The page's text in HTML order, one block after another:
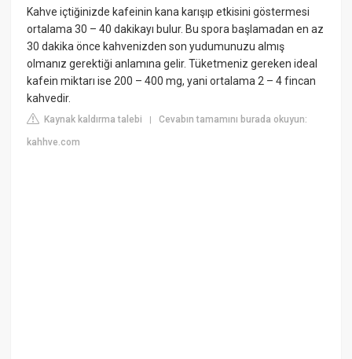
Kahve içtiğinizde kafeinin kana karışıp etkisini göstermesi
ortalama 30 – 40 dakikayı bulur. Bu spora başlamadan en az
30 dakika önce kahvenizden son yudumunuzu almış
olmanız gerektiği anlamına gelir. Tüketmeniz gereken ideal
kafein miktarı ise 200 – 400 mg, yani ortalama 2 – 4 fincan
kahvedir.
Kaynak kaldırma talebi |Cevabın tamamını burada okuyun:
kahhve.com